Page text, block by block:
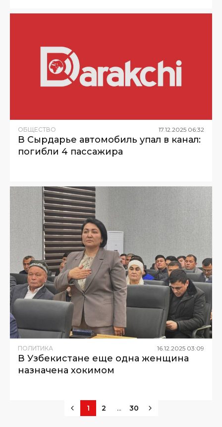
ОБЩЕСТВО 17 12 2025 06:32
В Сырдарье автомобиль упал в канал:
погибли 4 пассажира
ПОЛИТИКА 16 12 2025 03:09
В Узбекистане еще одна женщина
назначена хокимом
1 2 ... 30